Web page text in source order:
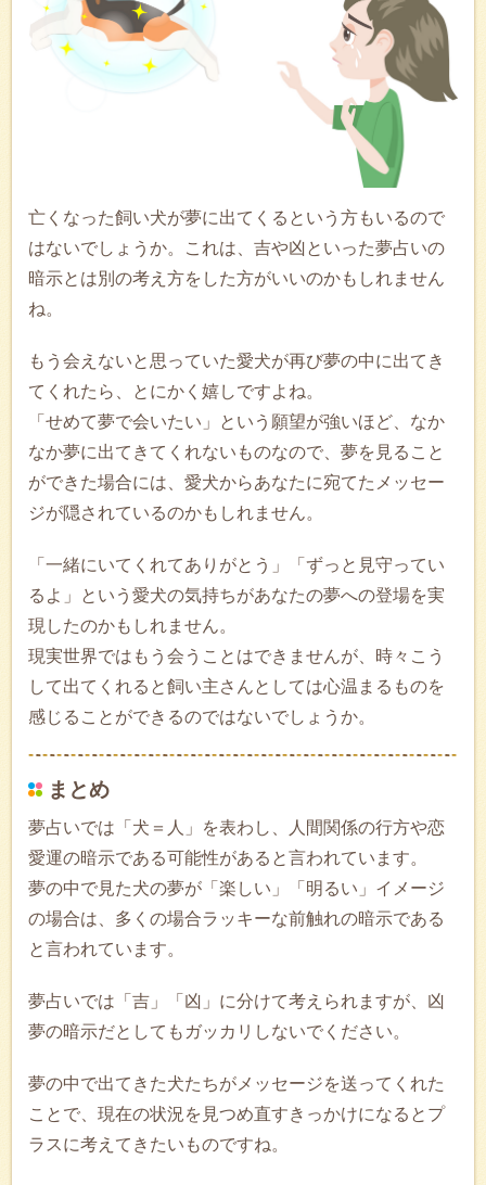
亡くなった飼い犬が夢に出てくるという方もいるので
はないでしょうか。これは、吉や凶といった夢占いの
暗示とは別の考え方をした方がいいのかもしれません
ね。
もう会えないと思っていた愛犬が再び夢の中に出てき
てくれたら、とにかく嬉しですよね。
「せめて夢で会いたい」という願望が強いほど、なか
なか夢に出てきてくれないものなので、夢を見ること
ができた場合には、愛犬からあなたに宛てたメッセー
ジが隠されているのかもしれません。
「一緒にいてくれてありがとう」「ずっと見守ってい
るよ」という愛犬の気持ちがあなたの夢への登場を実
現したのかもしれません。
現実世界ではもう会うことはできませんが、時々こう
して出てくれると飼い主さんとしては心温まるものを
感じることができるのではないでしょうか。
まとめ
夢占いでは「犬＝人」を表わし、人間関係の行方や恋
愛運の暗示である可能性があると言われています。
夢の中で見た犬の夢が「楽しい」「明るい」イメージ
の場合は、多くの場合ラッキーな前触れの暗示である
と言われています。
夢占いでは「吉」「凶」に分けて考えられますが、凶
夢の暗示だとしてもガッカリしないでください。
夢の中で出てきた犬たちがメッセージを送ってくれた
ことで、現在の状況を見つめ直すきっかけになるとプ
ラスに考えてきたいものですね。